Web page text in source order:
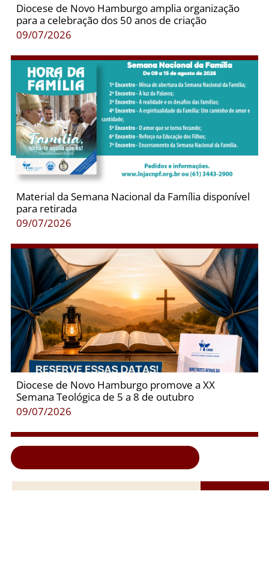
Diocese de Novo Hamburgo amplia organização
para a celebração dos 50 anos de criação
09/07/2026
Material da Semana Nacional da Família disponível
para retirada
09/07/2026
Diocese de Novo Hamburgo promove a XX
Semana Teológica de 5 a 8 de outubro
09/07/2026